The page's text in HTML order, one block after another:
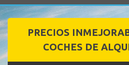
PRECIOS
COCHES DE